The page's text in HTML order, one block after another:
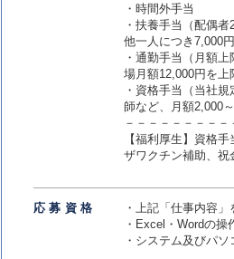
・時間外手当
・扶養手当（配偶
他一人につき7,000
・通勤手当（月額
場月額12,000円を上
・資格手当（当社
師など、月額2,000
－－－－－－－－
【福利厚生】資格
ザワクチン補助、
応募資 格
・上記「仕事内容
・Excel・Wordの
・システム及びパ